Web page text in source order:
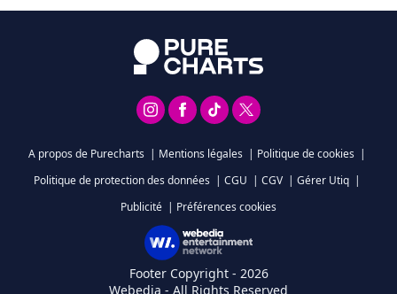
A propos de Purecharts | Mentions légales | Politique de cookies |
Politique de protection des données | CGU | CGV | Gérer Utiq |
Publicité | Préférences cookies
Footer Copyright - 2026
Webedia - All Rights Reserved